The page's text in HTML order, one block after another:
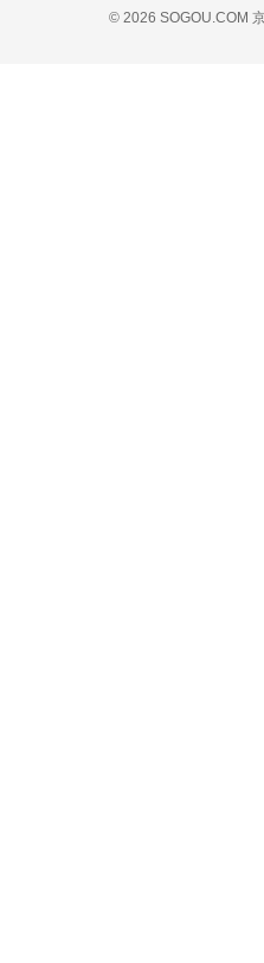
© 2026 SOGOU.COM